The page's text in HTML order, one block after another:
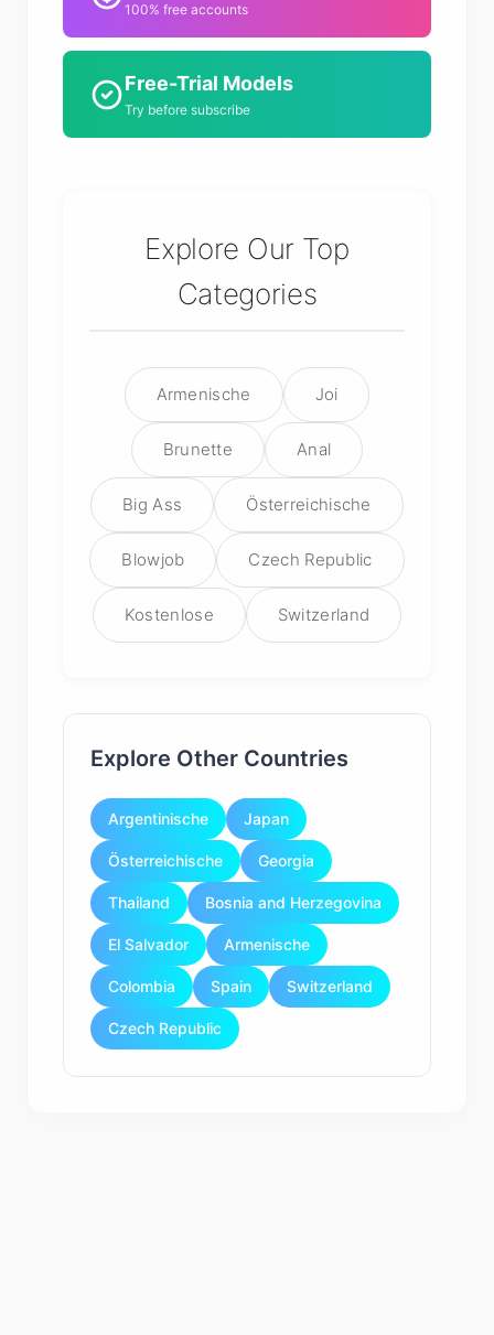
100% free accounts
Free-Trial Models
Try before subscribe
Explore Our Top
Categories
Armenische Joi
Brunette Anal
Big Ass Österreichische
Blowjob Czech Republic
Kostenlose Switzerland
Explore Other Countries
Argentinische Japan
Österreichische Georgia
Thailand Bosnia and Herzegovina
El Salvador Armenische
Colombia Spain Switzerland
Czech Republic